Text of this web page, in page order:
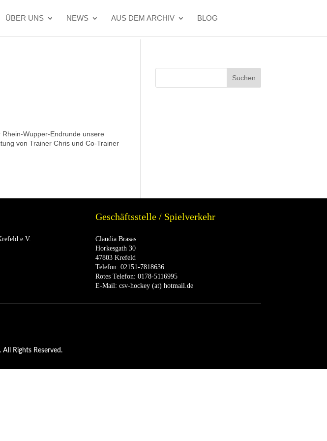
ÜBER UNS NEWS AUS DEM ARCHIV BLOG
Wupper-Endrunde unsere
von Trainer Chris und Co-Trainer
Suchen
e.V.
Geschäftsstelle / Spielverkehr
Claudia Brasas
Horkesgath 30
47803 Krefeld
Telefon: 02151-7818636
Rotes Telefon: 0178-5116995
E-Mail: csv-hockey (at) hotmail.de
Rights Reserved.